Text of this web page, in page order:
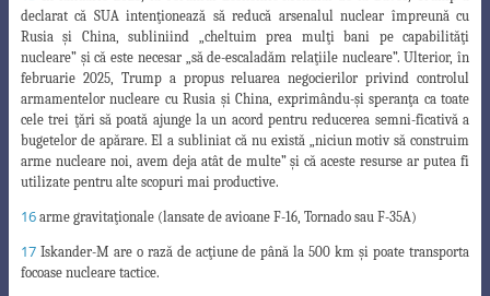
declarat că SUA intenţionează să reducă arsenalul nuclear împreună cu
Rusia şi China, subliniind „cheltuim prea mulţi bani pe capabilităţi
nucleare” şi că este necesar „să de-escaladăm relaţiile nucleare”. Ulterior, în
februarie 2025, Trump a propus reluarea negocierilor privind controlul
armamentelor nucleare cu Rusia şi China, exprimându-şi speranţa ca toate
cele trei ţări să poată ajunge la un acord pentru reducerea semni-ficativă a
bugetelor de apărare. El a subliniat că nu există „niciun motiv să construim
arme nuclearenoi, avem deja atât de multe” şi că aceste resurse ar putea fi
utilizate pentru alte scopuri mai productive.
16arme gravitaţionale (lansate de avioane F-16, Tornado sau F-35A)
17Iskander-M are o rază de acţiune de până la 500 km şi poate transporta
focoase nucleare tactice.